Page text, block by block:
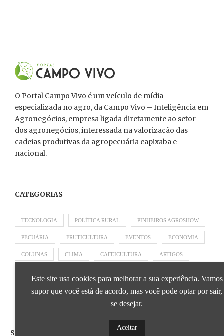
O Portal Campo Vivo é um veículo de mídia
especializada no agro, da Campo Vivo – Inteligência em
Agronegócios, empresa ligada diretamente ao setor
dos agronegócios, interessada na valorização das
cadeias produtivas da agropecuária capixaba e
nacional.
CATEGORIAS
TECNOLOGIA POLÍTICA RURAL PINHEIROS AGROSHOW
PECUÁRIA FRUTICULTURA EVENTOS ECONOMIA
COLUNAS CLIMA CAFEICULTURA ARTIGOS
APRESENTADO POR BRAPEX
SIGA NOSSAS REDES SOCIAIS
Este site usa cookies para melhorar a sua experiência. Vamos
supor que você está de acordo, mas você pode optar por sair,
se desejar.
Aceitar